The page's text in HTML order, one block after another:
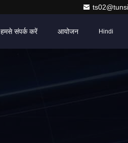
हमसे संपर्क करें आयोजन Hindi